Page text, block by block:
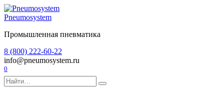
Перейти
к
Pneumosystem
Промышленная пневматика
8 (800) 222-60-22
info@pneumosystem.ru
0
Search
for: